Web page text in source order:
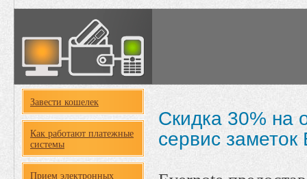
Завести кошелек
Как работают платежные
системы
Прием электронных
Скидка 30% на
сервис заметок